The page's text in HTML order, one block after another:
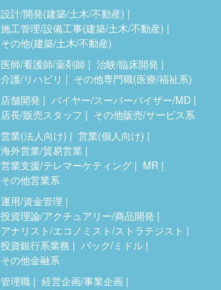
設計/開発(建築/土木/不動産)
施工管理/設備工事(建築/土木/不動産)
その他(建築/土木/不動産)
医師/看護師/薬剤師
治験/臨床開発
介護/リハビリ
その他専門職(医療/福祉系)
店舗開発
バイヤー/スーパーバイザー/MD
店長/販売スタッフ
その他販売/サービス系
営業(法人向け)
営業(個人向け)
海外営業/貿易営業
営業支援/テレマーケティング
MR
その他営業系
運用/資金管理
投資理論/アクチュアリー/商品開発
アナリスト/エコノミスト/ストラテジスト
投資銀行系業務
バック/ミドル
その他金融系
管理職
経営企画/事業企画